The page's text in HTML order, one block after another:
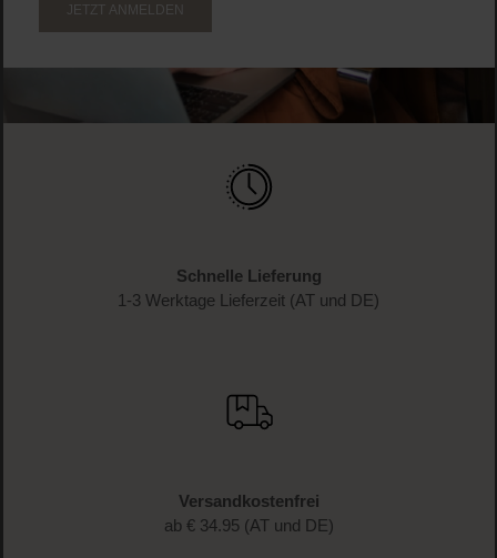
JETZT ANMELDEN
Schnelle Lieferung
1-3 Werktage Lieferzeit (AT und DE)
Versandkostenfrei
ab € 34.95 (AT und DE)